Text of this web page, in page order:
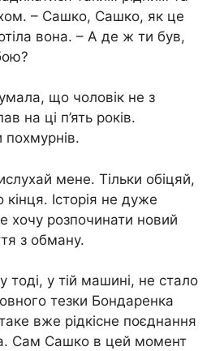
– Сашко, Сашко, як це
вона. – А де ж ти був,
що чоловік не з
на ці п’ять років.
мене. Тільки обіцяй,
Історія не дуже
хочу розпочинати новий
з обману.
тоді, у тій машині, не стало
тезки Бондаренка
вже рідкісне поєднання
Сам Сашко в цей момент